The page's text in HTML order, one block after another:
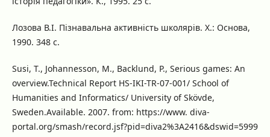
Лозова В.І. Пізнавальна активність школярів. X.: Основа,
1990. 348 с.
Susi, T., Johannesson, M., Backlund, P., Serious games: An
overview.Technical Report HS-IKI-TR-07-001/ School of
Humanities and Informatics/ University of Skövde,
Sweden.Available. 2007. from: https://www. diva-
portal.org/smash/record.jsf?pid=diva2%3A2416&dswid=5999